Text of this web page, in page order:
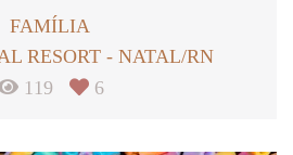
FAMÍLIA
RESORT - NATAL/RN
119
6